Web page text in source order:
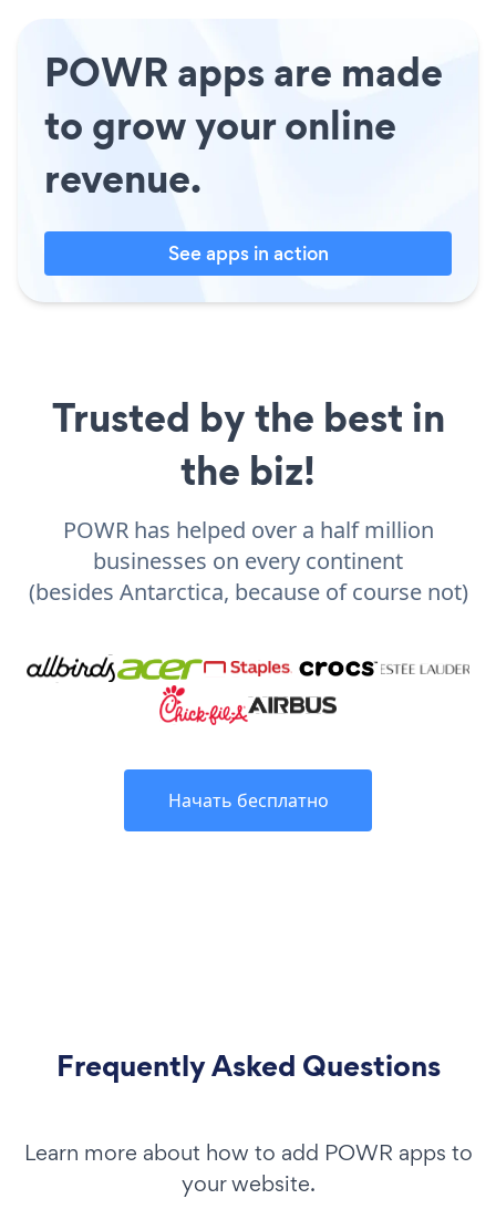
POWR apps are made
to grow your online
revenue.
See apps in action
Trusted by the best in
the biz!
POWR has helped over a half million
businesses on every continent
(besides Antarctica, because of course not)
Начать бесплатно
Frequently Asked Questions
Learn more about how to add POWR apps to
your website.